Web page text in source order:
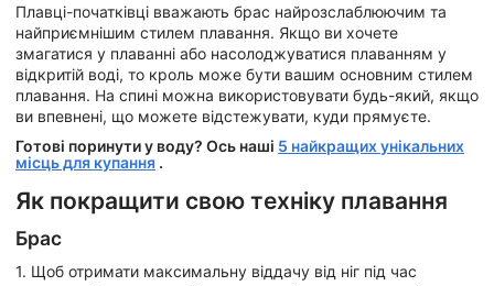
Плавці-початківці вважають брас найрозслаблюючим та
найприємнішим стилем плавання. Якщо ви хочете
змагатися у плаванні або насолоджуватися плаванням у
відкритій воді, то кроль може бути вашим основним стилем
плавання. На спині можна використовувати будь-який, якщо
ви впевнені, що можете відстежувати, куди прямуєте.
Готові поринути у воду? Ось наші 5 найкращих унікальних
місць для купання .
Як покращити свою техніку плавання
Брас
1. Щоб отримати максимальну віддачу від ніг під час